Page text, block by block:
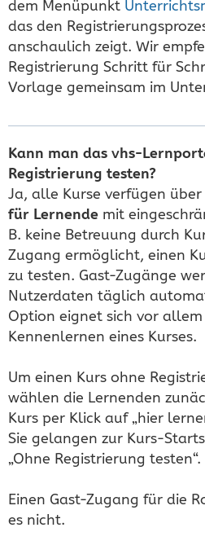
dem Menüpunkt
das den
anschaulich zeigt. Wir
Registrierung Schritt für
Vorlage gemeinsam im
Kann man das vhs-
Registrierung testen?
Ja, alle Kurse verfügen über
für Lernende mit
B. keine Betreuung durch
Zugang ermöglicht, einen
zu testen. Gast-Zugänge
Nutzerdaten täglich
Option eignet sich vor
Kennenlernen eines Kurses.
Um einen Kurs ohne
wählen die Lernenden
Kurs per Klick auf „hier
Sie gelangen zur Kurs-
„Ohne Registrierung testen“.
Einen Gast-Zugang für die
es nicht.